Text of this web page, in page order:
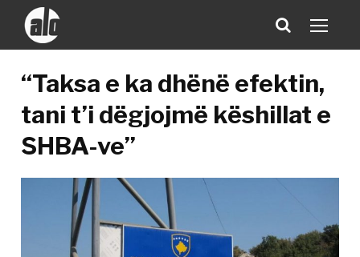
“Taksa e ka dhënë efektin,
tani t’i dëgjojmë këshillat e
SHBA-ve”